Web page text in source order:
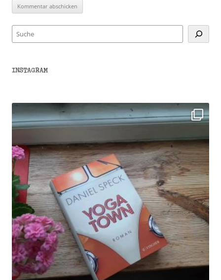
Suchen
INSTAGRAM